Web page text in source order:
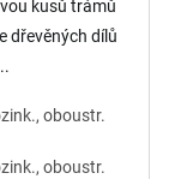
kusů trámů
dřevěných dílů
oboustr.
oboustr.